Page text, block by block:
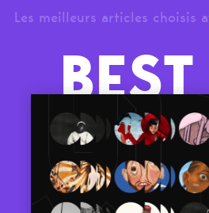
Les meilleurs articles choisis